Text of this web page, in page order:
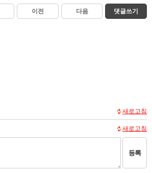
이전 다음 댓글쓰기
새로고침
새로고침
등록